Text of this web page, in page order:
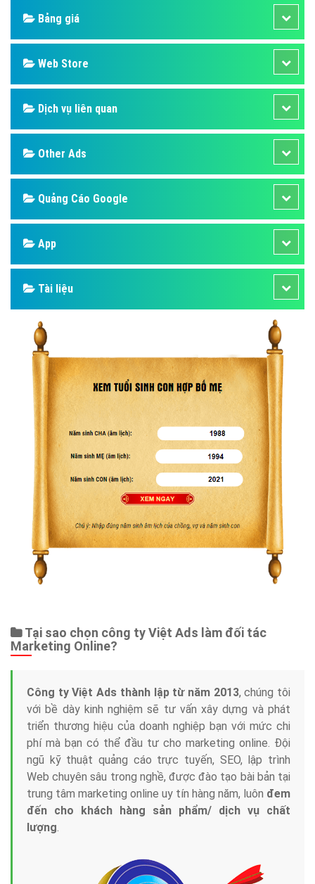
Bảng giá
Web Store
Dịch vụ liên quan
Other Ads
Quảng Cáo Google
App
Tài liệu
Tại sao chọn công ty Việt Ads làm đối tác
Marketing Online?
Công ty Việt Ads thành lập từ năm 2013, chúng tôi
với bề dày kinh nghiệm sẽ tư vấn xây dựng và phát
triển thương hiệu của doanh nghiệp bạn với mức chi
phí mà bạn có thể đầu tư cho marketing online. Đội
ngũ kỹ thuật quảng cáo trực tuyến, SEO, lập trình
Web chuyên sâu trong nghề, được đào tạo bài bản tại
trung tâm marketing online uy tín hàng năm, luôn đem
đến cho khách hàng sản phẩm/ dịch vụ chất
lượng.